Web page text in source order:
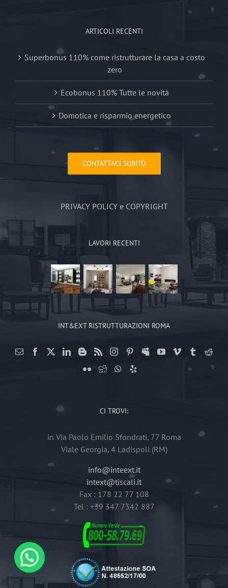
ARTICOLI RECENTI
Superbonus 110% come ristrutturare la casa a costo
zero
Ecobonus 110% Tutte le novità
Domotica e risparmio energetico
CONTATTACI SUBITO
PRIVACY POLICY e COPYRIGHT
LAVORI RECENTI
INT&EXT RISTRUTTURAZIONI ROMA
CI TROVI:
in Via Paolo Emilio Sfondrati, 77 Roma
Viale Georgia, 4 Ladispoli (RM)
info@inteext.it
intext@tiscali.it
Fax : 178 22 77 108
Tel : +39 347 7342 887